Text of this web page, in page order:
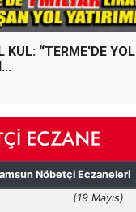
KUL: “TERME'DE YOL